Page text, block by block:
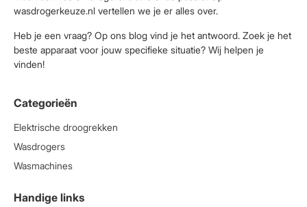
wasdrogerkeuze.nl vertellen we je er alles over.
Heb je een vraag? Op ons blog vind je het antwoord. Zoek je het
beste apparaat voor jouw specifieke situatie? Wij helpen je
vinden!
Categorieën
Elektrische droogrekken
Wasdrogers
Wasmachines
Handige links